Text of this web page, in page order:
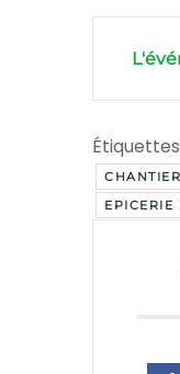
EPICERIE